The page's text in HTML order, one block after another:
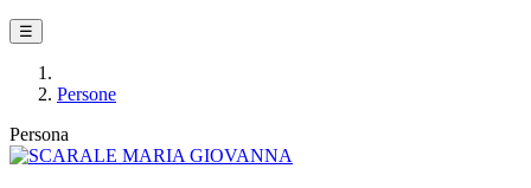
☰
Persone
Persona